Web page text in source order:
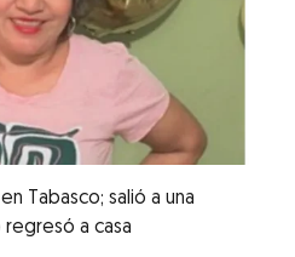
Tabasco; salió a una
a casa